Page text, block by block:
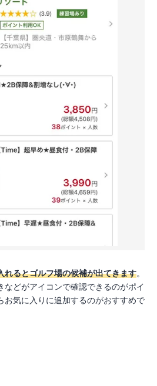
れるとゴルフ場の候補が出てきます。
などがアイコンで確認できるのがポイ
お気に入りに追加するのがおすすめで